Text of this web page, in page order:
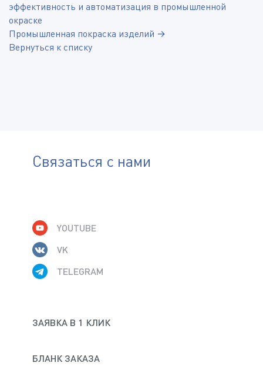
эффективность и автоматизация в промышленной
окраске
Промышленная покраска изделий →
Вернуться к списку
Связаться с нами
ЗАЯВКА В 1 КЛИК
БЛАНК ЗАКАЗА
YOUTUBE
VK
TELEGRAM